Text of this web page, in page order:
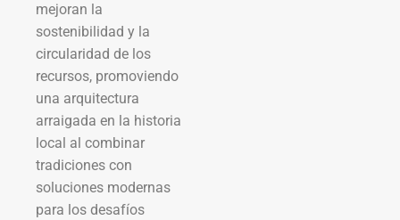
mejoran la
sostenibilidad y la
circularidad de los
recursos, promoviendo
una arquitectura
arraigada en la historia
local al combinar
tradiciones con
soluciones modernas
para los desafíos